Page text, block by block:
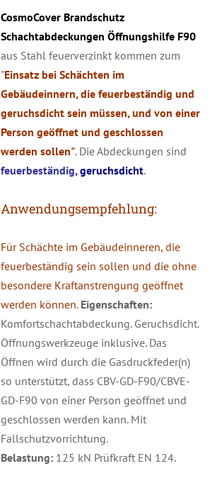
CosmoCover Brandschutz
Schachtabdeckungen Öffnungshilfe F90
aus Stahl feuerverzinkt kommen zum
"Einsatz bei Schächten im
Gebäudeinnern, die feuerbeständig und
geruchsdicht sein müssen, und von einer
Person geöffnet und geschlossen
werden sollen". Die Abdeckungen sind
feuerbeständig,geruchsdicht.
Anwendungsempfehlung:
Für Schächte im Gebäudeinneren, die
feuerbeständig sein sollen und die ohne
besondere Kraftanstrengung geöffnet
werden können. Eigenschaften:
Komfortschachtabdeckung. Geruchsdicht.
Öffnungswerkzeuge inklusive. Das
Öffnen wird durch die Gasdruckfeder(n)
so unterstützt, dass CBV-GD-F90/CBVE-
GD-F90 von einer Person geöffnet und
geschlossen werden kann. Mit
Fallschutzvorrichtung.
Belastung: 125 kN Prüfkraft EN 124.